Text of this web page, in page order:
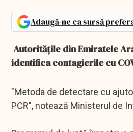
Adaugă-ne ca sursă
Autorităţile din Emiratele
identifica contagierile cu
"Metoda de detectare cu
PCR", notează Ministerul de